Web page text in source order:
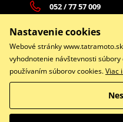
052 / 77 57 009
Po - Pia 9:00-17:00
Facebook
Copyright ©
Všetky
Nastavenie cookies
Webové stránky
vyhodnotenie návštevnosti
používaním súborov cookies.Viac